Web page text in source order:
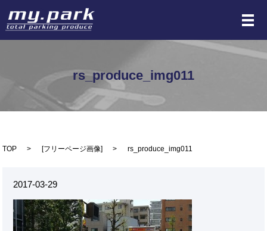
メ
rs_produce_img011
TOP [フリーページ画像] rs_produce_img011
2017-03-29